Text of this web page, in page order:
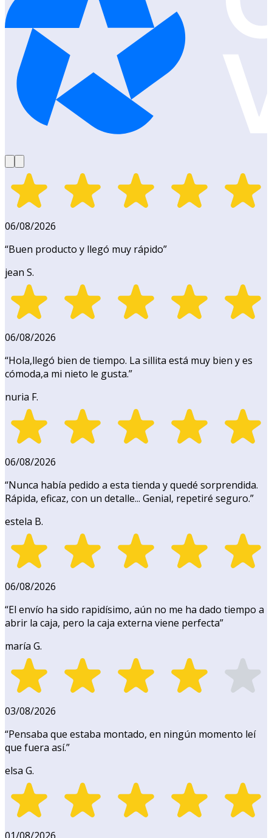
06/08/2026
“Buen producto y llegó muy rápido”
jean S.
06/08/2026
“Hola,llegó bien de tiempo. La sillita está muy bien y es
cómoda,a mi nieto le gusta.”
nuria F.
06/08/2026
“Nunca había pedido a esta tienda y quedé sorprendida.
Rápida, eficaz, con un detalle... Genial, repetiré seguro.”
estela B.
06/08/2026
“El envío ha sido rapidísimo, aún no me ha dado tiempo a
abrir la caja, pero la caja externa viene perfecta”
maría G.
03/08/2026
“Pensaba que estaba montado, en ningún momento leí
que fuera así.”
elsa G.